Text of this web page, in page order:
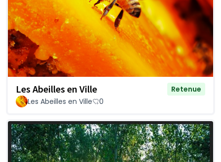
Les Abeilles en Ville
Retenue
Les Abeilles en Ville
0